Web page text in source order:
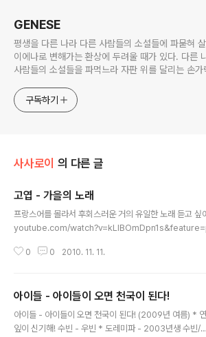
GENESE
평생을 다른 나라 다른 사람들의 소설들에 파묻혀
이에나로 변해가는 환상에 두려울 때가 있다. 다른
사람들의 소설들을 파먹느라 자판 위를 달리는 손가
는 느낌에 소스라친다. 그런 순간이면 <새 글>을 열
글을 쓴다, 갑자기 아주 서툴게.
구독하기
사사로이 의 다른 글
고엽 - 가을의 노래
프랑스어를 몰라서 후회스러운 거의 유일한 노래 듣고
youtube.com/
ert) Oh ! je voudrais tant que tu te souviennes 오!
절 인생은그렇게도 아름다웠고 태양은 오늘보다 더 작
s mortes se ramassenta ..
0 0 2010. 11. 11.
아이들 - 아이들이 오면 천국이 된다!
아이들 - 아이들이 오면 천국이 된다! (2009년 여름) * 연
잎이 신기해! 수빈 - 우빈 * 도레미파 - 2003년생 수빈/ 2